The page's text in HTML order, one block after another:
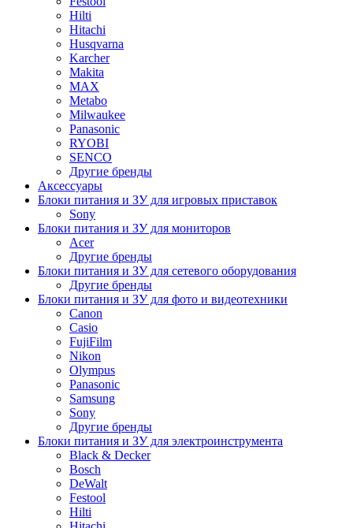
Hilti
Hitachi
Husqvarna
Karcher
Makita
MAX
Metabo
Milwaukee
Panasonic
RYOBI
SENCO
Другие бренды
Аксессуары
Блоки питания и ЗУ для игровых приставок
Sony
Блоки питания и ЗУ для мониторов
Acer
Другие бренды
Блоки питания и ЗУ для сетевого оборудования
Другие бренды
Блоки питания и ЗУ для фото и видеотехники
Canon
Casio
FujiFilm
Nikon
Olympus
Panasonic
Samsung
Sony
Другие бренды
Блоки питания и ЗУ для электроинструмента
Black & Decker
Bosch
DeWalt
Festool
Hilti